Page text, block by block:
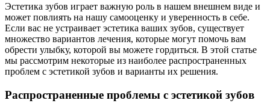
Эстетика зубов играет важную роль в нашем внешнем виде и
может повлиять на нашу самооценку и уверенность в себе.
Если вас не устраивает эстетика ваших зубов, существует
множество вариантов лечения, которые могут помочь вам
обрести улыбку, которой вы можете гордиться. В этой статье
мы рассмотрим некоторые из наиболее распространенных
проблем с эстетикой зубов и варианты их решения.
Распространенные проблемы с эстетикой зубов